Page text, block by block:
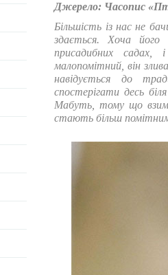
Джерело: Часопис
Більшість із нас не
здається. Хоча
присадибних
малопомітний, він
навідується до
спостерігати десь
Мабуть, тому що
стають більш